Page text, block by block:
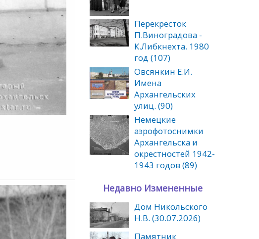
Перекресток
П.Виноградова -
К.Либкнехта. 1980
год (107)
Овсянкин Е.И.
Имена
Архангельских
улиц. (90)
Немецкие
аэрофотоснимки
Архангельска и
окрестностей 1942-
1943 годов (89)
Недавно Измененные
Дом Никольского
Н.В. (30.07.2026)
Памятник